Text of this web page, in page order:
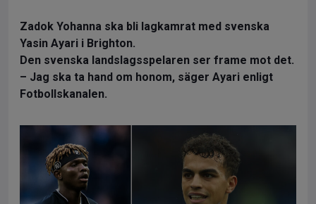
Zadok Yohanna ska bli lagkamrat med svenska
Yasin Ayari i Brighton.
Den svenska landslagsspelaren ser frame mot det.
– Jag ska ta hand om honom, säger Ayari enligt
Fotbollskanalen.